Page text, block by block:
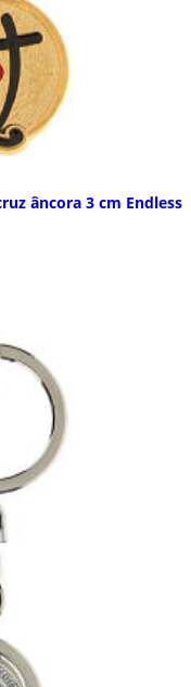
âncora 3 cm Endless